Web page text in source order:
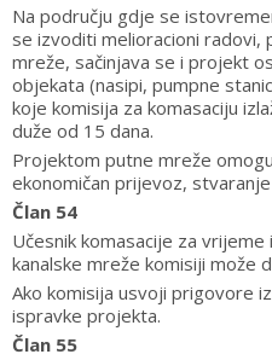
Na području gdje se
se izvoditi melioracioni
mreže, sačinjava se i projekt
objekata (nasipi, pumpne
koje komisija za komasaciju
duže od 15 dana.
Projektom putne mreže
ekonomičan prijevoz,
Član 54
Učesnik komasacije za
kanalske mreže komisiji može
Ako komisija usvoji prigovore
ispravke projekta.
Član 55